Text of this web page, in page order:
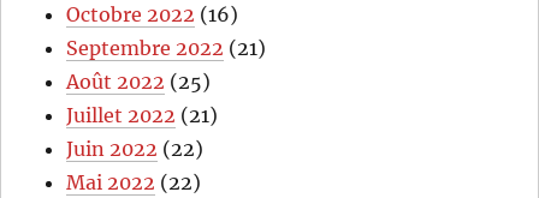
Octobre 2022 (16)
Septembre 2022 (21)
Août 2022 (25)
Juillet 2022 (21)
Juin 2022 (22)
Mai 2022 (22)